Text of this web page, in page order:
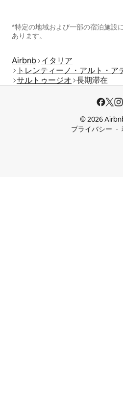
*特定の地域および一部の宿泊施設
あります。
Airbnb イタリア
トレンティーノ・アルト・ア
サルトゥージオ 長期滞在
© 2026
プライバシー